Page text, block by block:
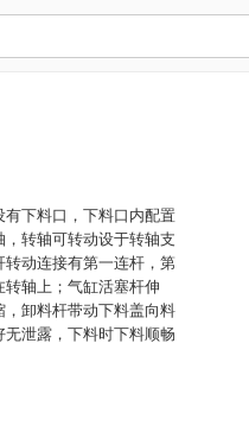
下料口，下料口内配置
转轴可转动设于转轴支
动连接有第一连杆，第
轴上；气缸活塞杆伸
卸料杆带动下料盖向料
泄露，下料时下料顺畅